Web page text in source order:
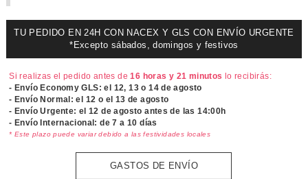
TU PEDIDO EN 24H CON NACEX Y GLS CON ENVÍO URGENTE
*Excepto sábados, domingos y festivos
Si realizas el pedido antes de16 horas y 21 minutos lo recibirás:
- Envío Economy GLS: el 12, 13 o 14 de agosto
- Envío Normal: el 12 o el 13 de agosto
- Envío Urgente: el12 de agosto antes de las 14:00h
- Envío Internacional: de 7 a 10 días
* Este plazo puede variar debido a las festividades locales
GASTOS DE ENVÍO